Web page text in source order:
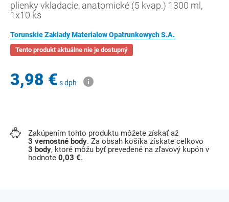
plienky vkladacie, anatomické (5 kvap.) 1300 ml,
1x10 ks
Torunskie Zaklady Materialow Opatrunkowych S.A.
Tento produkt aktuálne nie je dostupný
3,98 € s dph
Zakúpením tohto produktu môžete získať až
3 vernostné body. Za obsah košíka získate celkovo
3 body, ktoré môžu byť prevedené na zľavový kupón v
hodnote 0,03 €.